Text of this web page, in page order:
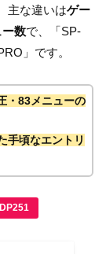
主な違いはゲー
数で、「SP-
」です。
・83メニューの
手頃なエントリ